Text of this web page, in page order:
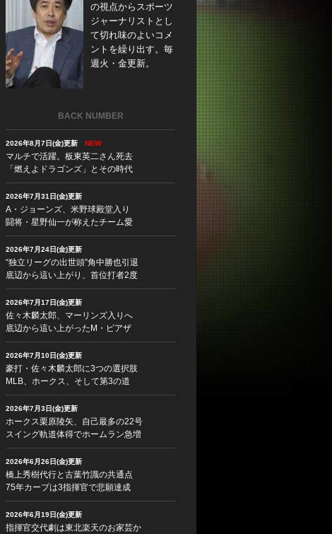
の視点からスポーツ
ジャーナリストとし
て切れ味のよいコメ
ントを繰り出す。毎
週火・金更新。
BACK NUMBER
2026年8月7日(金)更新 NEW
マルチで活躍。板東英二さん死去
「燃えよドラゴンズ」とその時代
2026年7月31日(金)更新
A・ジョーンズ、米野球殿堂入り
闘将・星野仙一が称えたチーム愛
2026年7月24日(金)更新
“独立リーグの出世頭”角中勝也引退
底辺から這い上がり、首位打者2度
2026年7月17日(金)更新
佐々木麟太郎、マーリンズ入りへ
底辺から這い上がったM・ピアザ
2026年7月10日(金)更新
豪打・佐々木麟太郎に3つの選択肢
MLB、ホークス、そして第3の道
2026年7月3日(金)更新
ホークス栗原陵矢、自己最多の22号
スイング軌道体得でホームラン急増
2026年6月26日(金)更新
橋上秀樹代行と古葉竹識の共通点
75年カープは3指揮官で悲願達成
2026年6月19日(金)更新
指揮官交代劇は東北楽天のお家芸か